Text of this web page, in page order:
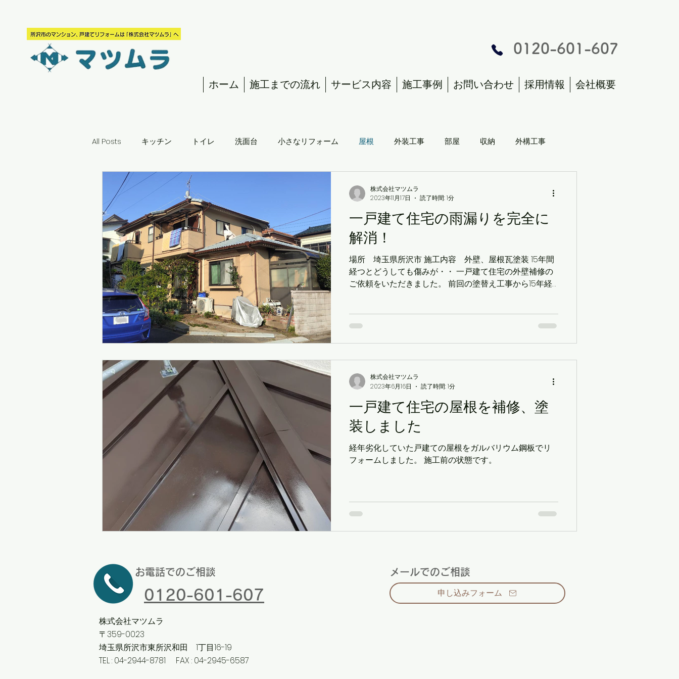
0120-601-607
ホーム 施工までの流れ サービス内容 施工事例 お問い合わせ 採用情報 会社概要
All Posts キッチン トイレ 洗面台 小さなリフォーム 屋根 外装工事 部屋 収納 外構工事
お風呂
一戸建て住宅の雨漏りを完全に
解消！
場所 埼玉県所沢市 施工内容 外壁、屋根瓦塗装 15年間
経つとどうしても傷みが・・ 一戸建て住宅の外壁補修の
ご依頼をいただきました。 前回の塗替え工事から15年経
株式会社マツムラ
2023年11月17日
読了時間: 1分
一戸建て住宅の屋根を補修、塗
装しました
経年劣化していた戸建ての屋根をガルバリウム鋼板でリ
フォームしました。 施工前の状態です。
株式会社マツムラ
2023年6月16日
読了時間: 1分
お電話でのご相談
0120-601-607
メールでのご相談
申し込みフォーム
株式会社マツムラ
〒359-0023
埼玉県所沢市東所沢和田 1丁目16-19
TEL : 04-2944-8781 FAX : 04-2945-6587